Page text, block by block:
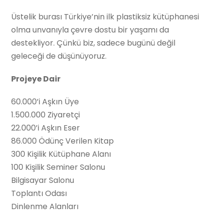
Üstelik burası Türkiye’nin ilk plastiksiz kütüphanesi
olma unvanıyla çevre dostu bir yaşamı da
destekliyor. Çünkü biz, sadece bugünü değil
geleceği de düşünüyoruz.
Projeye Dair
60.000’i Aşkın Üye
1.500.000 Ziyaretçi
22.000’i Aşkın Eser
86.000 Ödünç Verilen Kitap
300 Kişilik Kütüphane Alanı
100 Kişilik Seminer Salonu
Bilgisayar Salonu
Toplantı Odası
Dinlenme Alanları